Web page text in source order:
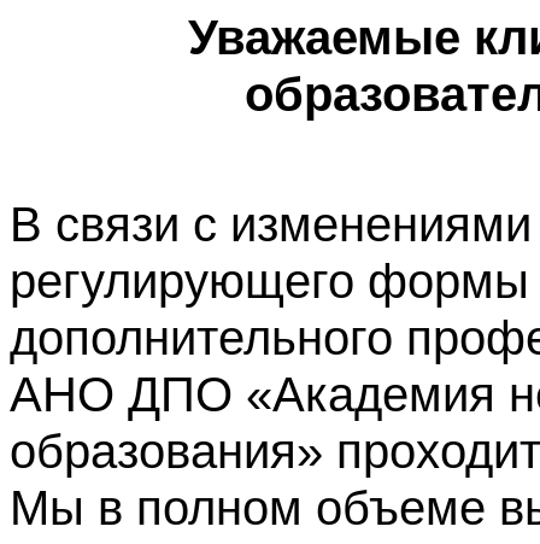
Уважаемые
В связи с изменениями
регулирующего формы
дополнительного
АНО ДПО «Академия
образования»
Мы в полном объеме